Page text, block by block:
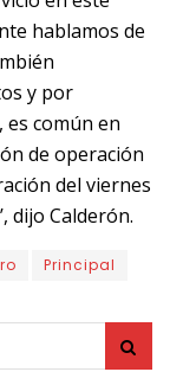
hablamos de
y por
común en
de operación
del viernes
dijo Calderón.
Principal